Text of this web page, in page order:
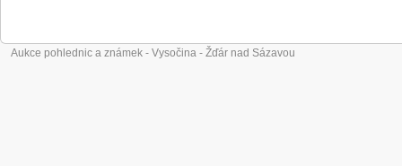
Aukce pohlednic a známek - Vysočina - Žďár nad Sázavou